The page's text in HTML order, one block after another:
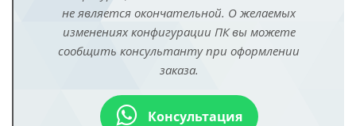
не является окончательной. О желаемых
изменениях конфигурации ПК вы можете
сообщить консультанту при оформлении
заказа.
Консультация